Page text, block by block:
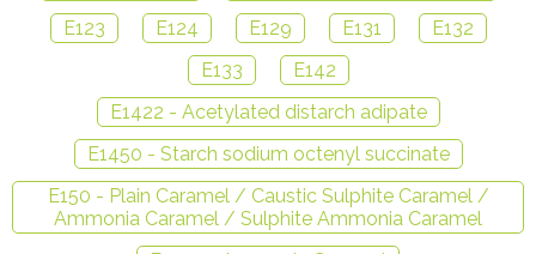
E123
E124 E129 E131
E132
E133
E142
E1422 - Acetylated distarch adipate
E1450 - Starch sodium octenyl succinate
E150 - Plain Caramel / Caustic Sulphite Caramel /
Ammonia Caramel / Sulphite Ammonia Caramel